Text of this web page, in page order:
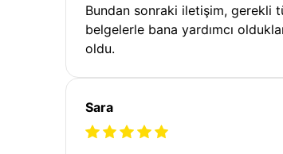
Bundan sonraki iletişim, gerekli
belgelerle bana yardımcı
oldu.
Sara